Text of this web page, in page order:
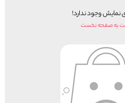
نمایش وجود ندارد!
به صفحه نخست